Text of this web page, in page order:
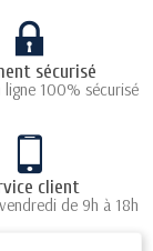
sécurisé
ligne 100% sécurisé
client
de 9h à 18h